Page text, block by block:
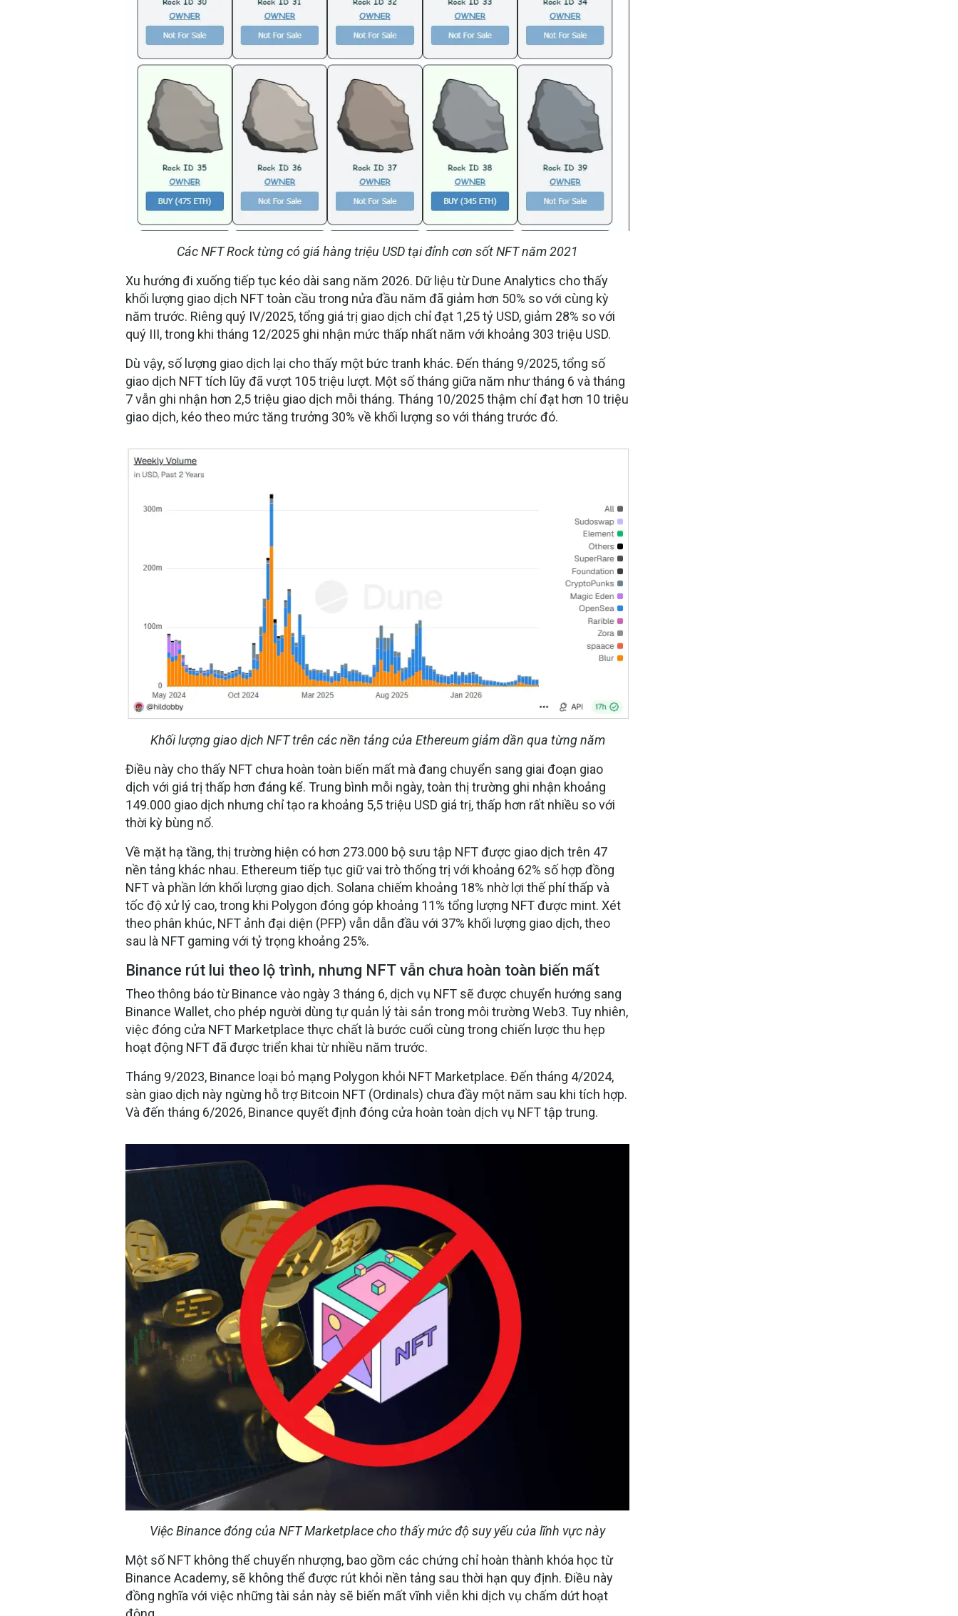
Các NFT Rock từng có giá hàng triệu USD tại đỉnh cơn sốt NFT năm 2021
Xu hướng đi xuống tiếp tục kéo dài sang năm 2026. Dữ liệu từ Dune Analytics cho thấy
khối lượng giao dịch NFT toàn cầu trong nửa đầu năm đã giảm hơn 50% so với cùng kỳ
năm trước. Riêng quý IV/2025, tổng giá trị giao dịch chỉ đạt 1,25 tỷ USD, giảm 28% so với
quý III, trong khi tháng 12/2025 ghi nhận mức thấp nhất năm với khoảng 303 triệu USD.
Dù vậy, số lượng giao dịch lại cho thấy một bức tranh khác. Đến tháng 9/2025, tổng số
giao dịch NFT tích lũy đã vượt 105 triệu lượt. Một số tháng giữa năm như tháng 6 và tháng
7 vẫn ghi nhận hơn 2,5 triệu giao dịch mỗi tháng. Tháng 10/2025 thậm chí đạt hơn 10 triệu
giao dịch, kéo theo mức tăng trưởng 30% về khối lượng so với tháng trước đó.
Khối lượng giao dịch NFT trên các nền tảng của Ethereum giảm dần qua từng năm
Điều này cho thấy NFT chưa hoàn toàn biến mất mà đang chuyển sang giai đoạn giao
dịch với giá trị thấp hơn đáng kể. Trung bình mỗi ngày, toàn thị trường ghi nhận khoảng
149.000 giao dịch nhưng chỉ tạo ra khoảng 5,5 triệu USD giá trị, thấp hơn rất nhiều so với
thời kỳ bùng nổ.
Về mặt hạ tầng, thị trường hiện có hơn 273.000 bộ sưu tập NFT được giao dịch trên 47
nền tảng khác nhau. Ethereum tiếp tục giữ vai trò thống trị với khoảng 62% số hợp đồng
NFT và phần lớn khối lượng giao dịch. Solana chiếm khoảng 18% nhờ lợi thế phí thấp và
tốc độ xử lý cao, trong khi Polygon đóng góp khoảng 11% tổng lượng NFT được mint. Xét
theo phân khúc, NFT ảnh đại diện (PFP) vẫn dẫn đầu với 37% khối lượng giao dịch, theo
sau là NFT gaming với tỷ trọng khoảng 25%.
Binance rút lui theo lộ trình, nhưng NFT vẫn chưa hoàn toàn biến mất
Theo thông báo từ Binance vào ngày 3 tháng 6, dịch vụ NFT sẽ được chuyển hướng sang
Binance Wallet, cho phép người dùng tự quản lý tài sản trong môi trường Web3. Tuy nhiên,
việc đóng cửa NFT Marketplace thực chất là bước cuối cùng trong chiến lược thu hẹp
hoạt động NFT đã được triển khai từ nhiều năm trước.
Tháng 9/2023, Binance loại bỏ mạng Polygon khỏi NFT Marketplace. Đến tháng 4/2024,
sàn giao dịch này ngừng hỗ trợ Bitcoin NFT (Ordinals) chưa đầy một năm sau khi tích hợp.
Và đến tháng 6/2026, Binance quyết định đóng cửa hoàn toàn dịch vụ NFT tập trung.
Việc Binance đóng của NFT Marketplace cho thấy mức độ suy yếu của lĩnh vực này
Một số NFT không thể chuyển nhượng, bao gồm các chứng chỉ hoàn thành khóa học từ
Binance Academy, sẽ không thể được rút khỏi nền tảng sau thời hạn quy định. Điều này
đồng nghĩa với việc những tài sản này sẽ biến mất vĩnh viễn khi dịch vụ chấm dứt hoạt